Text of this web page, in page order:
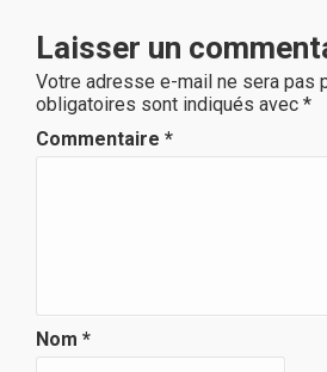
Laisser un
Votre adresse e-mail ne sera pas
obligatoires sont indiqués avec *
Commentaire *
Nom *